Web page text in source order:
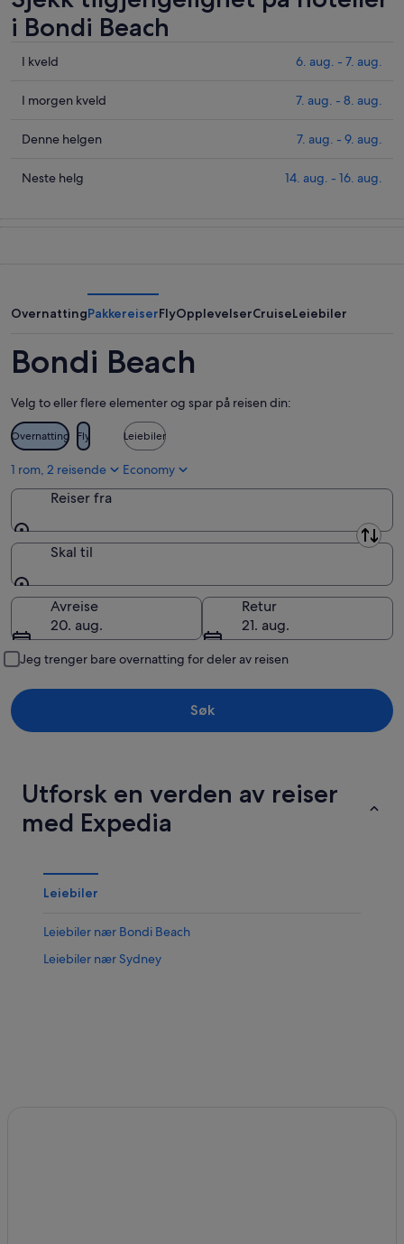
i Bondi Beach
Sjekk
i
Beach
i
I kveld 6. aug. - 7. aug.
Sjekk
i
Beach
-
aug.
I morgen kveld 7. aug. - 8. aug.
Sjekk
i
aug.
9.
aug.
Denne helgen 7. aug. - 9. aug.
Sjekk
helg,
aug.
-
aug.
Neste helg 14. aug. - 16. aug.
OvernattingPakkereiserFlyOpplevelserCruiseLeiebiler
Bondi Beach
Velg to eller flere elementer og spar på reisen din:
Overnatting Fly Leiebiler
1 rom, 2 reisende Economy
Reiser fra
Reiser fra
Skal til
Skal til
Avreise
20. aug.
Retur
21. aug.
Jeg trenger bare overnatting for deler av reisen
Søk
Utforsk en verden av reiser
med Expedia
Leiebiler
Leiebiler nær Bondi Beach
Leiebiler nær Sydney